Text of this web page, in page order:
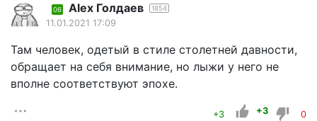
06 Alex Голдаев 1854
11.01.2021 17:09
Там человек, одетый в стиле столетней давности,
обращает на себя внимание, но лыжи у него не
вполне соответствуют эпохе.
+3 +3 0